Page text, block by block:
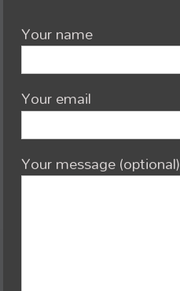
Your name
Your email
Your message (optional)